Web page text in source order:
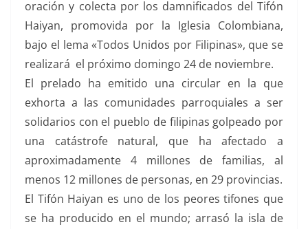
oración y colecta por los damnificados del Tifón
Haiyan, promovida por la Iglesia Colombiana,
bajo el lema «Todos Unidos por Filipinas», que se
realizará el próximo domingo 24 de noviembre.
El prelado ha emitido una circular en la que
exhorta a las comunidades parroquiales a ser
solidarios con el pueblo de filipinas golpeado por
una catástrofe natural, que ha afectado a
aproximadamente 4 millones de familias, al
menos 12 millones de personas, en 29 provincias.
El Tifón Haiyan es uno de los peores tifones que
se ha producido en el mundo; arrasó la isla de